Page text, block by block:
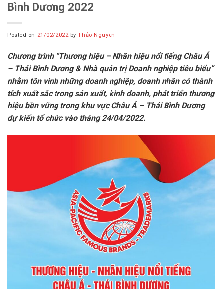
Bình Dương 2022
Posted on 21/02/2022 byThảo Nguyên
Chương trình “Thương hiệu – Nhãn hiệu nổi tiếng Châu Á
– Thái Bình Dương & Nhà quản trị Doanh nghiệp tiêu biểu”
nhằm tôn vinh những doanh nghiệp, doanh nhân có thành
tích xuất sắc trong sản xuất, kinh doanh, phát triển thương
hiệu bền vững trong khu vực Châu Á – Thái Bình Dương
dự kiến tổ chức vào tháng 24/04/2022.